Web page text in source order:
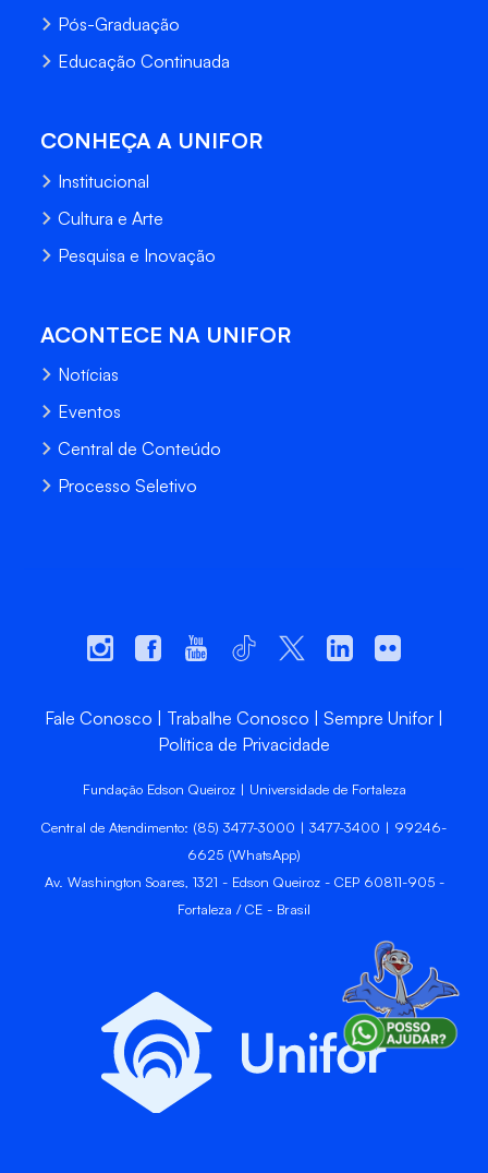
Pós-Graduação
Educação Continuada
CONHEÇA A UNIFOR
Institucional
Cultura e Arte
Pesquisa e Inovação
ACONTECE NA UNIFOR
Notícias
Eventos
Central de Conteúdo
Processo Seletivo
Fale Conosco Trabalhe Conosco
Sempre Unifor
Política de Privacidade
Fundação Edson Queiroz | Universidade de Fortaleza
Central de Atendimento: (85) 3477-3000 | 3477-3400 | 99246-
6625 (WhatsApp)
Av. Washington Soares, 1321 - Edson Queiroz - CEP 60811-905 -
Fortaleza / CE - Brasil